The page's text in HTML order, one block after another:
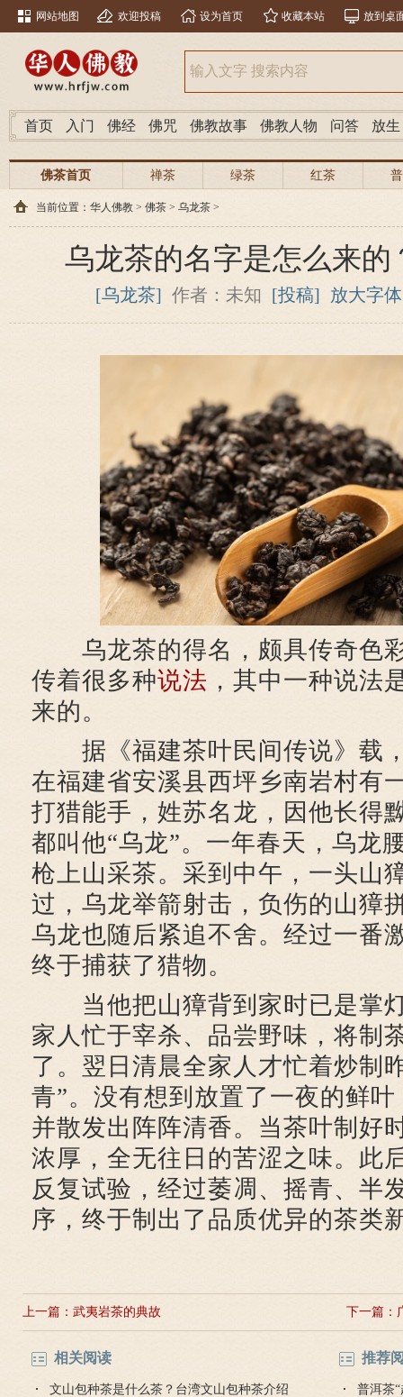
网站地图 欢迎投稿 设为首页 收藏本站 放到桌
首页 入门 佛经 佛咒 佛教故事 佛教人物 问答 放生
佛茶首页 禅茶 绿茶 红茶
当前位置： 华人佛教 > 佛茶 > 乌龙茶 >
乌龙茶的名字是怎么来的
[乌龙茶] 作者：未知 [投稿] 放大字体
乌龙茶的得名，颇具传奇色
传着很多种说法 ，其中一种说法
来的。
据《福建茶叶民间传说》载
在福建省安溪县西坪乡南岩村有
打猎能手，姓苏名龙，因他长得
都叫他“乌龙”。一年春天，乌龙
枪上山采茶。采到中午，一头山
过，乌龙举箭射击，负伤的山獐
乌龙也随后紧追不舍。经过一番
终于捕获了猎物。
当他把山獐背到家时已是掌
家人忙于宰杀、品尝野味，将制
了。翌日清晨全家人才忙着炒制
青”。没有想到放置了一夜的鲜
并散发出阵阵清香。当茶叶制好
浓厚，全无往日的苦涩之味。此
反复试验，经过萎凋、摇青、半
序，终于制出了品质优异的茶
上一篇： 武夷岩茶的典故 下一篇：
相关阅读
文山包种茶是什么茶？台湾文山包种茶介绍
推荐
普洱茶